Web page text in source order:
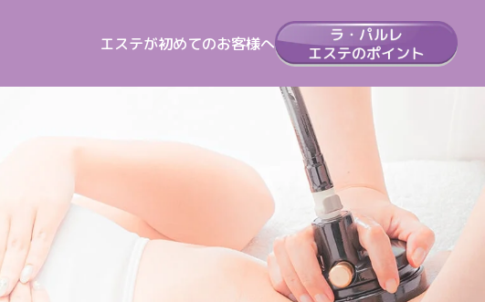
エステが初めてのお客様へ